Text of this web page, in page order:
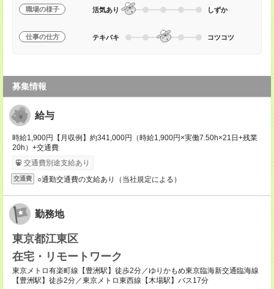
職場の様子 活気あり しずか
仕事の仕方 テキパキ コツコツ
募集情報
給与
時給1,900円【月収例】約341,000円（時給1,900円×実働7.50h×21日+残業
20h）+交通費
交通費別途支給あり
交通費 ○通勤交通費の支給あり（当社規定による）
勤務地
東京都江東区
在宅・リモートワーク
東京メトロ有楽町線【豊洲駅】徒歩2分／ゆりかもめ東京臨海新交通臨海線
【豊洲駅】徒歩2分／東京メトロ東西線【木場駅】バス17分